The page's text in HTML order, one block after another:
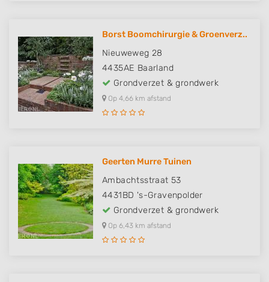
Borst Boomchirurgie & Groenverz..
Nieuweweg 28
4435AE Baarland
Grondverzet & grondwerk
Op 4,66 km afstand
Geerten Murre Tuinen
Ambachtsstraat 53
4431BD 's-Gravenpolder
Grondverzet & grondwerk
Op 6,43 km afstand